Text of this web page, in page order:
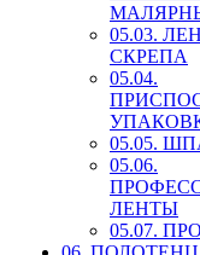
05.03.
СКРЕПА
05.04.
05.05.
05.06.
ЛЕНТЫ
05.07.